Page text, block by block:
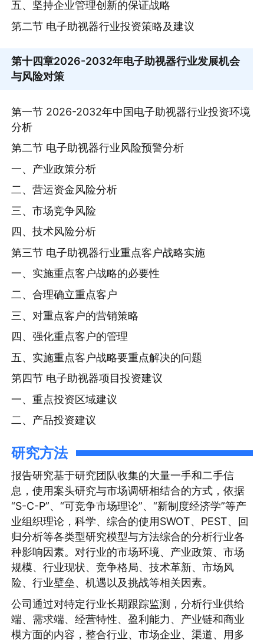
五、坚持企业管理创新的保证战略
第二节 电子助视器行业投资策略及建议
第十四章2026-2032年电子助视器行业发展机会
与风险对策
第一节 2026-2032年中国电子助视器行业投资环境
分析
第二节 电子助视器行业风险预警分析
一、产业政策分析
二、营运资金风险分析
三、市场竞争风险
四、技术风险分析
第三节 电子助视器行业重点客户战略实施
一、实施重点客户战略的必要性
二、合理确立重点客户
三、对重点客户的营销策略
四、强化重点客户的管理
五、实施重点客户战略要重点解决的问题
第四节 电子助视器项目投资建议
一、重点投资区域建议
二、产品投资建议
研究方法
报告研究基于研究团队收集的大量一手和二手信
息，使用案头研究与市场调研相结合的方式，依据
“S-C-P”、“可竞争市场理论”、“新制度经济学”等产
业组织理论，科学、综合的使用SWOT、PEST、回
归分析等各类型研究模型与方法综合的分析行业各
种影响因素。对行业的市场环境、产业政策、市场
规模、行业现状、竞争格局、技术革新、市场风
险、行业壁垒、机遇以及挑战等相关因素。
公司通过对特定行业长期跟踪监测，分析行业供给
端、需求端、经营特性、盈利能力、产业链和商业
模方面的内容，整合行业、市场企业、渠道、用多